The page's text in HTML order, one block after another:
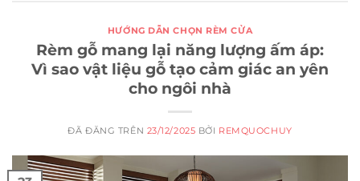
HƯỚNG DẪN CHỌN RÈM CỬA
Rèm gỗ mang lại năng lượng ấm áp:
Vì sao vật liệu gỗ tạo cảm giác an yên
cho ngôi nhà
ĐÃ ĐĂNG TRÊN 23/12/2025 BỞI REMQUOCHUY